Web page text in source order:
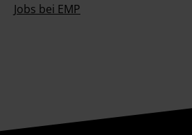
Jobs bei EMP